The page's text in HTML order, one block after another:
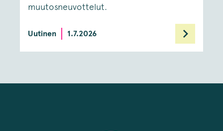
muutosneuvottelut.
Uutinen 1.7.2026